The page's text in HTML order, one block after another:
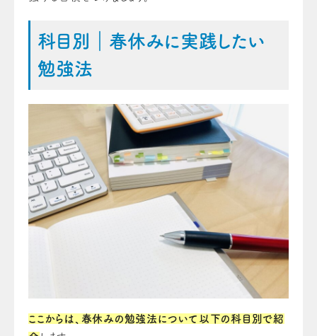
科目別｜春休みに実践したい
勉強法
ここからは、春休みの勉強法について以下の科目別で紹